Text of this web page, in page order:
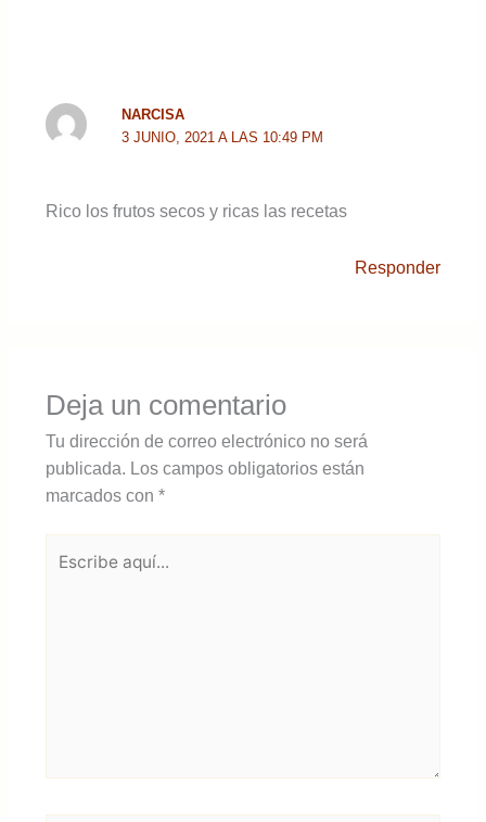
NARCISA
3 JUNIO, 2021 A LAS 10:49 PM
Rico los frutos secos y ricas las recetas
Responder
Deja un comentario
Tu dirección de correo electrónico no será
publicada. Los campos obligatorios están
marcados con *
aquí...